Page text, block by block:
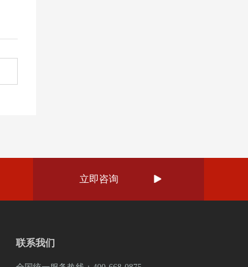
立即咨询 
联系我们